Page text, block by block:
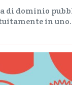
di dominio
in